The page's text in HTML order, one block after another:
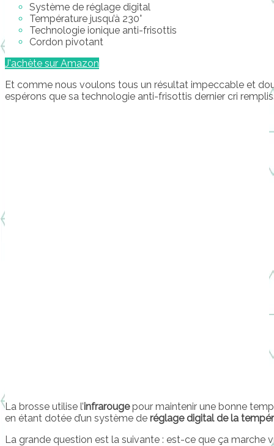
Système de réglage digital
Température jusqu’à 230°
Technologie ionique anti-frisottis
Cordon pivotant
J'achète sur Amazon
Et comme nous voulons tous un résultat impeccable et
espérons que sa technologie anti-frisottis dernier cri
La brosse utilise l’infrarougepour maintenir une bonne
en étant dotée d’un système de réglage digital de la
La grande question est la suivante : est-ce que ça marche